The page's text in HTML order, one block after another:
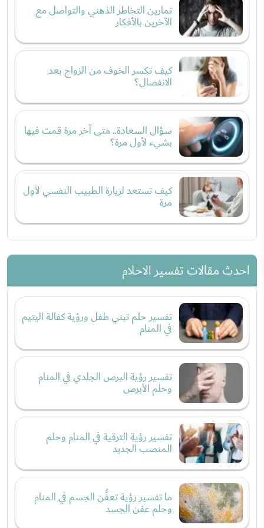
تمارين التخاطر الذهني والتواصل مع
الآخرين بالأفكار
كيف تكسر الخوف من الزواج بعد
الانفصال؟
سؤال السعادة.. متى آخر مرة قمت فيها
بشيء لأول مرة؟
كيف تستعد لزيارة الطبيب النفسي لأول
مرة
احدث مقالات تفسير الاحلام
تفسير حلم تبني طفل ورؤية كفالة اليتيم
في المنام
تفسير رؤية البرص الجلدي في المنام
وحلم الأبرص
تفسير رؤية الترقية في المنام وحلم
المنصب الجديد
ما تفسير رؤية تعفُّن الجسم في المنام
وحلم عفن الجسد